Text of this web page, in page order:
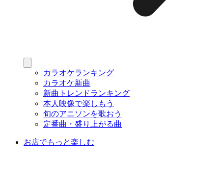
カラオケランキング
カラオケ新曲
新曲トレンドランキング
本人映像で楽しもう
旬のアニソンを歌おう
定番曲・盛り上がる曲
お店でもっと楽しむ